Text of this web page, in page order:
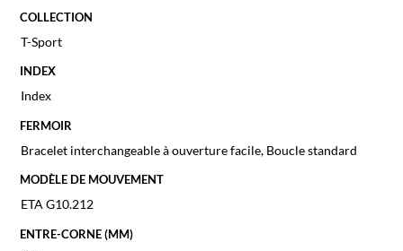
COLLECTION
T-Sport
INDEX
Index
FERMOIR
Bracelet interchangeable à ouverture facile, Boucle standard
MODÈLE DE MOUVEMENT
ETA G10.212
ENTRE-CORNE (MM)